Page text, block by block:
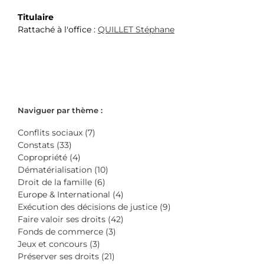
Titulaire
Rattaché à l'office : QUILLET Stéphane
Naviguer par thème :
Conflits sociaux (7)
Constats (33)
Copropriété (4)
Dématérialisation (10)
Droit de la famille (6)
Europe & International (4)
Exécution des décisions de justice (9)
Faire valoir ses droits (42)
Fonds de commerce (3)
Jeux et concours (3)
Préserver ses droits (21)